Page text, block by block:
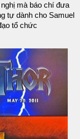
mà báo chí đưa
tự dành cho Samuel
tổ chức